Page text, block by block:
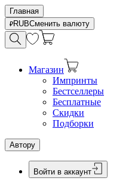
Главная
RUBСменить валюту
Магазин
Импринты
Бестселлеры
Бесплатные
Скидки
Подборки
Автору
Войти в аккаунт